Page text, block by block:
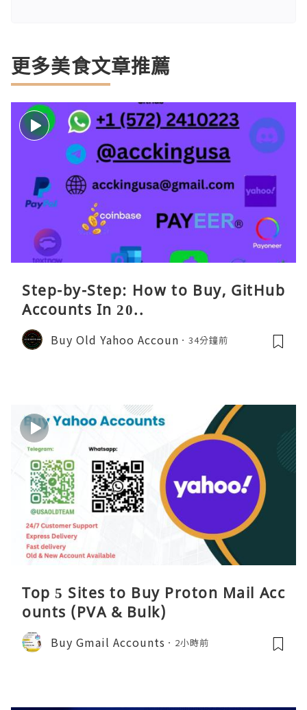
更多美食文章推薦
Step-by-Step: How to Buy, GitHub
Accounts In 20..
Buy Old Yahoo Accoun 34分鐘前
Top 5 Sites to Buy Proton Mail Acc
ounts (PVA & Bulk)
Buy Gmail Accounts 2小時前